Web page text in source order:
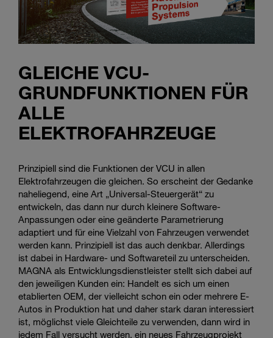
GLEICHE VCU-
GRUNDFUNKTIONEN FÜR
ALLE
ELEKTROFAHRZEUGE
Prinzipiell sind die Funktionen der VCU in allen
Elektrofahrzeugen die gleichen. So erscheint der Gedanke
naheliegend, eine Art „Universal-Steuergerät“ zu
entwickeln, das dann nur durch kleinere Software-
Anpassungen oder eine geänderte Parametrierung
adaptiert und für eine Vielzahl von Fahrzeugen verwendet
werden kann. Prinzipiell ist das auch denkbar. Allerdings
ist dabei in Hardware- und Softwareteil zu unterscheiden.
MAGNA als Entwicklungsdienstleister stellt sich dabei auf
den jeweiligen Kunden ein: Handelt es sich um einen
etablierten OEM, der vielleicht schon ein oder mehrere E-
Autos in Produktion hat und daher stark daran interessiert
ist, möglichst viele Gleichteile zu verwenden, dann wird in
jedem Fall versucht werden, ein neues Fahrzeugprojekt